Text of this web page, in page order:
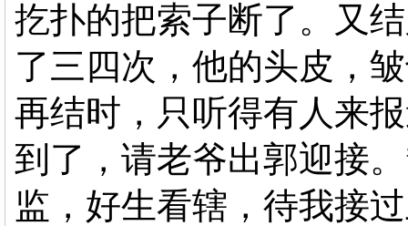
扢扑的把索子断了。又
了三四次，他的头皮，
再结时，只听得有人来
到了，请老爷出郭迎接
监，好生看辖，待我接